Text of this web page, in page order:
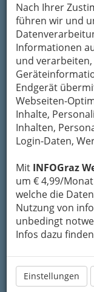
Nach Ihrer
führen wir und
Informationen
und
Endgerät
Webseiten-
Inhalte,
Inhalten,
Login-Daten,
Mit INFOGraz
um € 4,99/
welche die
Nutzung von
unbedingt
Infos dazu
Einstellungen
Graz -